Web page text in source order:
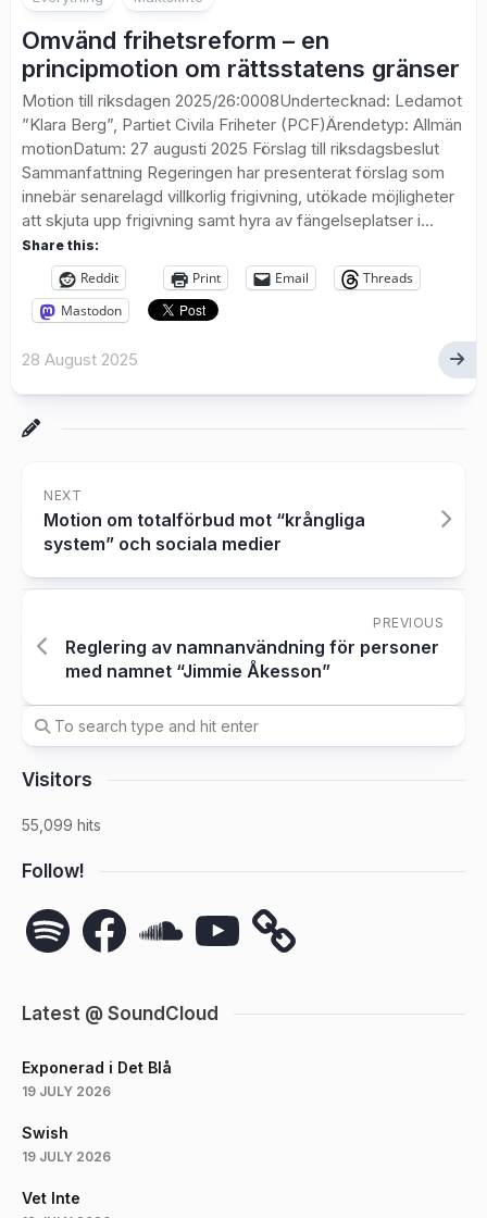
Omvänd frihetsreform – en
principmotion om rättsstatens gränser
Motion till riksdagen 2025/26:0008Undertecknad: Ledamot
”Klara Berg”, Partiet Civila Friheter (PCF)Ärendetyp: Allmän
motionDatum: 27 augusti 2025 Förslag till riksdagsbeslut
Sammanfattning Regeringen har presenterat förslag som
innebär senarelagd villkorlig frigivning, utökade möjligheter
att skjuta upp frigivning samt hyra av fängelseplatser i...
Share this:
Reddit Print Email
Threads
Mastodon
28 August 2025
NEXT
Motion om totalförbud mot “krångliga
system” och sociala medier
PREVIOUS
Reglering av namnanvändning för personer
med namnet “Jimmie Åkesson”
Visitors
55,099 hits
Follow!
Spotify FacebookSoundCloudYouTube
Latest @ SoundCloud
Exponerad i Det Blå
19 JULY 2026
Swish
19 JULY 2026
Vet Inte